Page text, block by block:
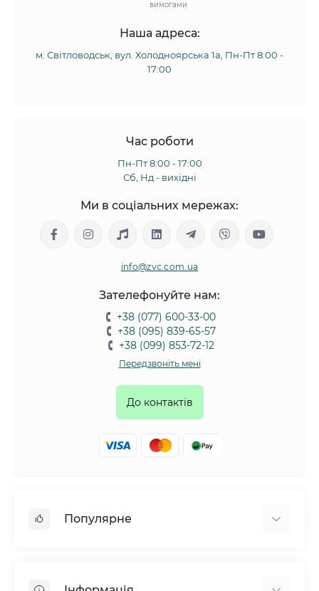
вимогами
Наша адреса:
м. Світловодськ, вул. Холодноярська 1а, Пн-Пт 8:00 -
17:00
Час роботи
Пн-Пт 8:00 - 17:00
Сб, Нд - вихідні
Ми в соціальних мережах:
info@zvc.com.ua
Зателефонуйте нам:
+38 (077) 600-33-00
+38 (095) 839-65-57
+38 (099) 853-72-12
Передзвоніть мені
До контактів
Популярне